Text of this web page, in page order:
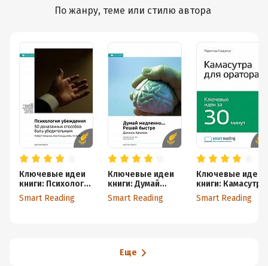
По жанру, теме или стилю автора
Ключевые идеи
книги: Психология
убеждения. 50
доказанных
Smart Reading
Ключевые идеи
книги: Думай
медленно…
Решай быстро.
Smart Reading
Ключевые идеи
книги: Камасутра
для оратора. 10
глав о том, как
Smart Reading
Еще